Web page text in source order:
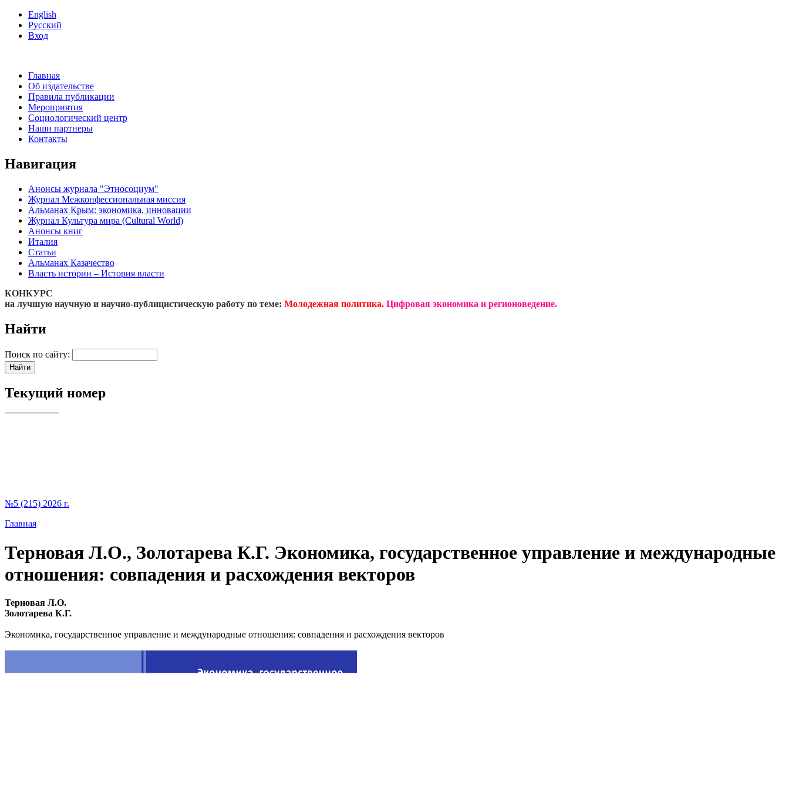
English
Русский
Вход
Главная
Об издательстве
Правила публикации
Мероприятия
Социологический центр
Наши партнеры
Контакты
Навигация
Анонсы журнала "Этносоциум"
Журнал Межконфессиональная миссия
Альманах Крым: экономика, инновации
Журнал Культура мира (Cultural World)
Анонсы книг
Италия
Статьи
Альманах Казачество
Власть истории – История власти
КОНКУРС
на лучшую научную и научно-публицистическую работу по теме: Молодежная политика. Цифровая экономика и регионоведение.
Найти
Поиск по сайту:
Текущий номер
№5 (215) 2026 г.
Главная
Терновая Л.О., Золотарева К.Г. Экономика, государственное управление и международные
отношения: совпадения и расхождения векторов
Терновая Л.О.
Золотарева К.Г.
Экономика, государственное управление и международные отношения: совпадения и расхождения векторов